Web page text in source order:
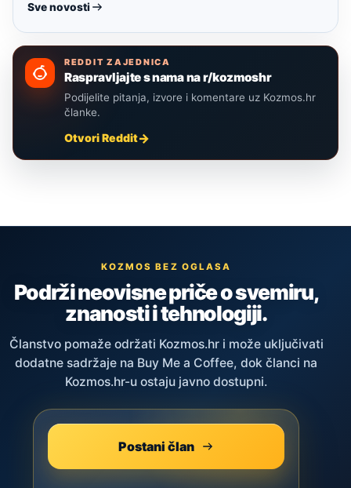
Sve novosti
REDDIT ZAJEDNICA
Raspravljajte s nama na r/kozmoshr
Podijelite pitanja, izvore i komentare uz Kozmos.hr
članke.
Otvori Reddit
KOZMOS BEZ OGLASA
Podrži neovisne priče o svemiru,
znanosti i tehnologiji.
Članstvo pomaže održati Kozmos.hr i može uključivati
dodatne sadržaje na Buy Me a Coffee, dok članci na
Kozmos.hr-u ostaju javno dostupni.
Postani član